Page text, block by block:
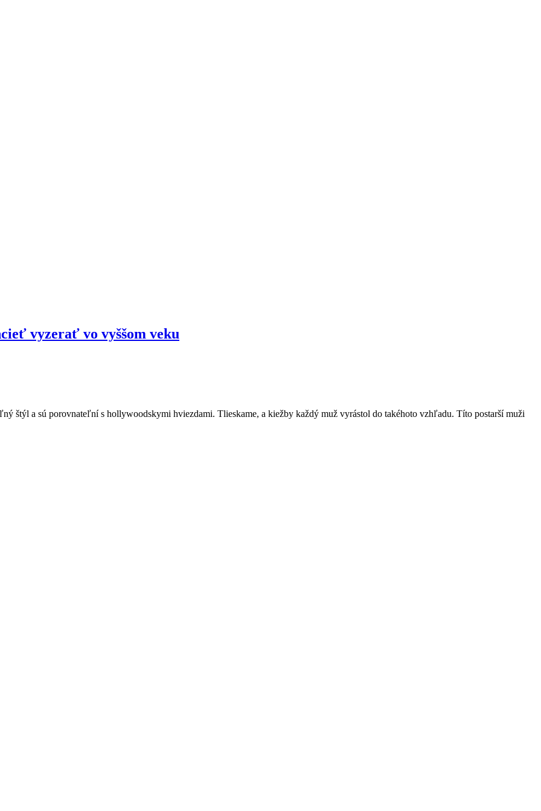
vyzerať vo vyššom veku
štýl a sú porovnateľní s hollywoodskymi hviezdami. Tlieskame, a kiežby každý muž vyrástol do takéhoto vzhľadu. Títo postarší muži